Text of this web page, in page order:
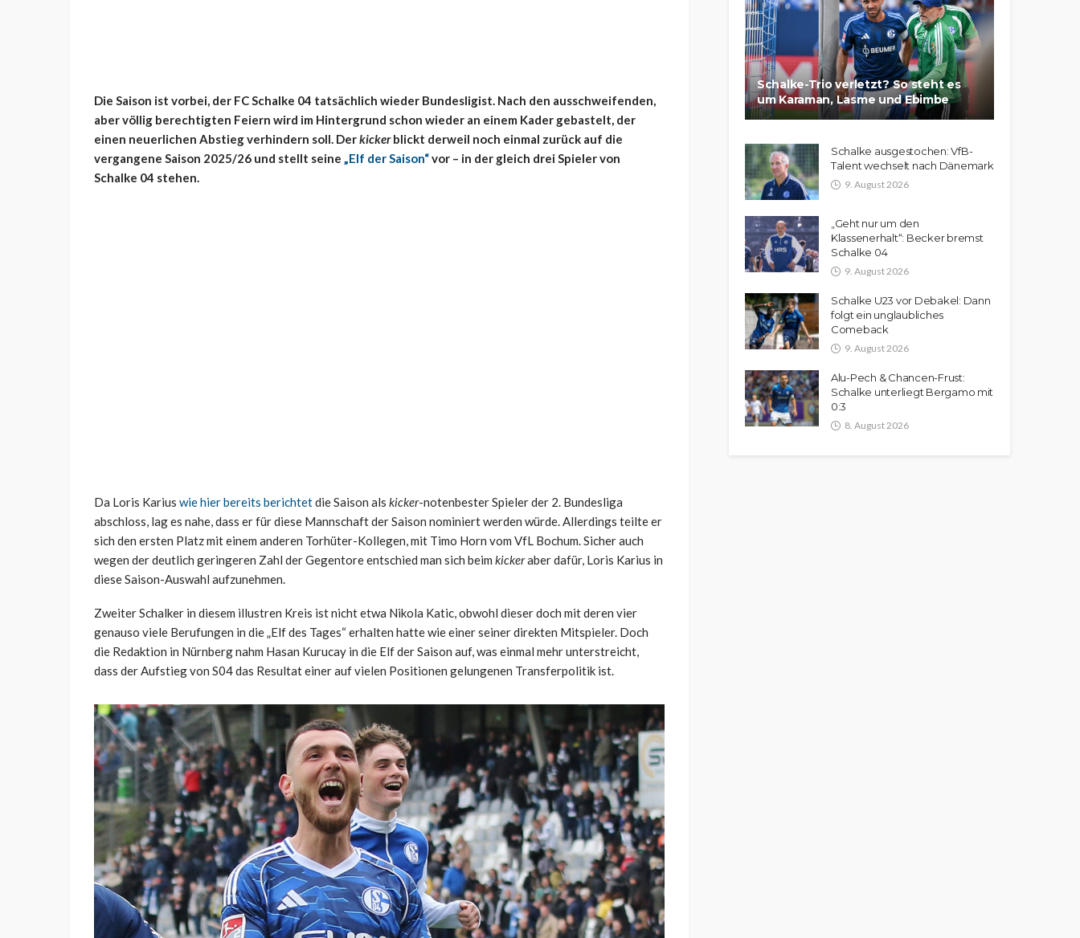
Die Saison ist vorbei, der FC Schalke 04 tatsächlich wieder Bundesligist. Nach den ausschweifenden,
aber völlig berechtigten Feiern wird im Hintergrund schon wieder an einem Kader gebastelt, der
einen neuerlichen Abstieg verhindern soll. Derkickerblickt derweil noch einmal zurück auf die
vergangene Saison 2025/26 und stellt seine „Elf der Saison“vor – in der gleich drei Spieler von
Schalke 04 stehen.
Da Loris Karius wie hier bereits berichtetdie Saison als kicker-notenbester Spieler der 2. Bundesliga
abschloss, lag es nahe, dass er für diese Mannschaft der Saison nominiert werden würde. Allerdings teilte er
sich den ersten Platz mit einem anderen Torhüter-Kollegen, mit Timo Horn vom VfL Bochum. Sicher auch
wegen der deutlich geringeren Zahl der Gegentore entschied man sich beim kickeraber dafür, Loris Karius in
diese Saison-Auswahl aufzunehmen.
Zweiter Schalker in diesem illustren Kreis ist nicht etwa Nikola Katic, obwohl dieser doch mit deren vier
genauso viele Berufungen in die „Elf des Tages“ erhalten hatte wie einer seiner direkten Mitspieler. Doch
die Redaktion in Nürnberg nahm Hasan Kurucay in die Elf der Saison auf, was einmal mehr unterstreicht,
dass der Aufstieg von S04 das Resultat einer auf vielen Positionen gelungenen Transferpolitik ist.
Schalke-Trio verletzt? So steht es
um Karaman, Lasme und Ebimbe
Schalke ausgestochen: VfB-
Talent wechselt nach Dänemark
9. August 2026
„Geht nur um den
Klassenerhalt“: Becker bremst
Schalke 04
9. August 2026
Schalke U23 vor Debakel: Dann
folgt ein unglaubliches
Comeback
9. August 2026
Alu-Pech & Chancen-Frust:
Schalke unterliegt Bergamo mit
0:3
8. August 2026